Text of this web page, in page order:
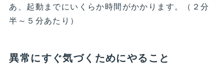
あ、起動までにいくらか時間がかかります。（２分
半～５分あたり）
異常にすぐ気づくためにやること